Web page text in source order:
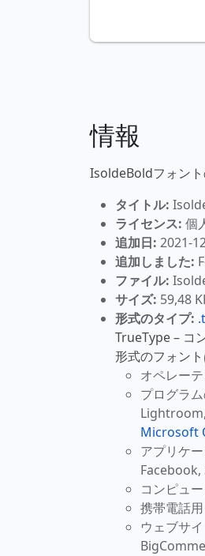
情報
IsoldeBoldフォン
タイトル:
ライセンス: 個
追加日: 2021-
追加しました:
ファイル:
サイズ: 59,48
形式のタイプ:
TrueType – コ
形式のフォン
オペレー
プログラ
Lightroom,
Microsoft
アプリケ
コンピュ
携帯電話
ウェブサ